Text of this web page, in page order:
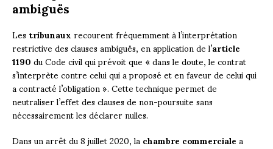
ambiguës
Lestribunauxrecourent fréquemment à l’interprétation
restrictive des clauses ambiguës, en application de l’article
1190du Code civil qui prévoit que « dans le doute, le contrat
s’interprète contre celui qui a proposé et en faveur de celui qui
a contracté l’obligation ». Cette technique permet de
neutraliser l’effet des clauses de non-poursuite sans
nécessairement les déclarer nulles.
Dans un arrêt du 8 juillet 2020, lachambre commercialea